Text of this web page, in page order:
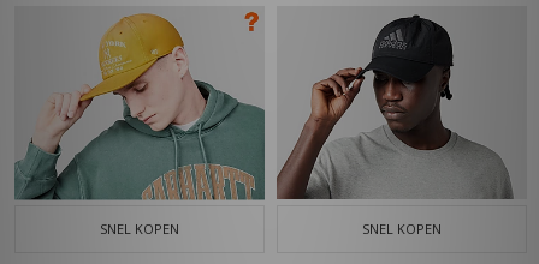
SNEL KOPEN SNEL KOPEN